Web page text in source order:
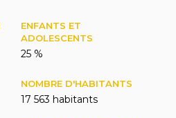
ENFANTS ET
ADOLESCENTS
25 %
NOMBRE D'HABITANTS
17 563 habitants